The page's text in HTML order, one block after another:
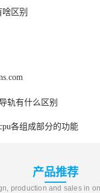
区别
轨有什么区别
各组成部分的功能
产品推荐
production and sales in